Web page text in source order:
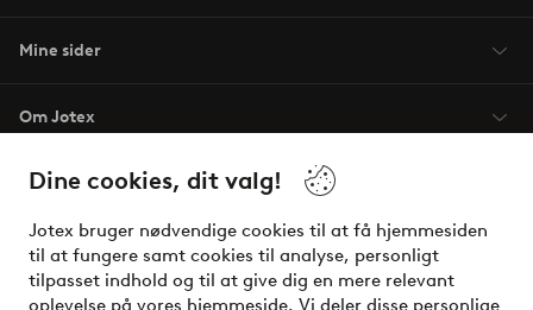
Dine cookies, dit valg!
Jotex bruger nødvendige cookies til at få hjemmesiden
til at fungere samt cookies til analyse, personligt
tilpasset indhold og til at give dig en mere relevant
oplevelse på vores hjemmeside. Vi deler disse personlige
Mine sider
Om Jotex
Vilkår
Venner